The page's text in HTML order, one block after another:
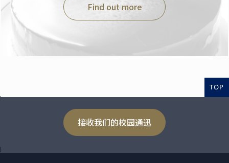
Find out more
TOP
接收我们的校园通迅